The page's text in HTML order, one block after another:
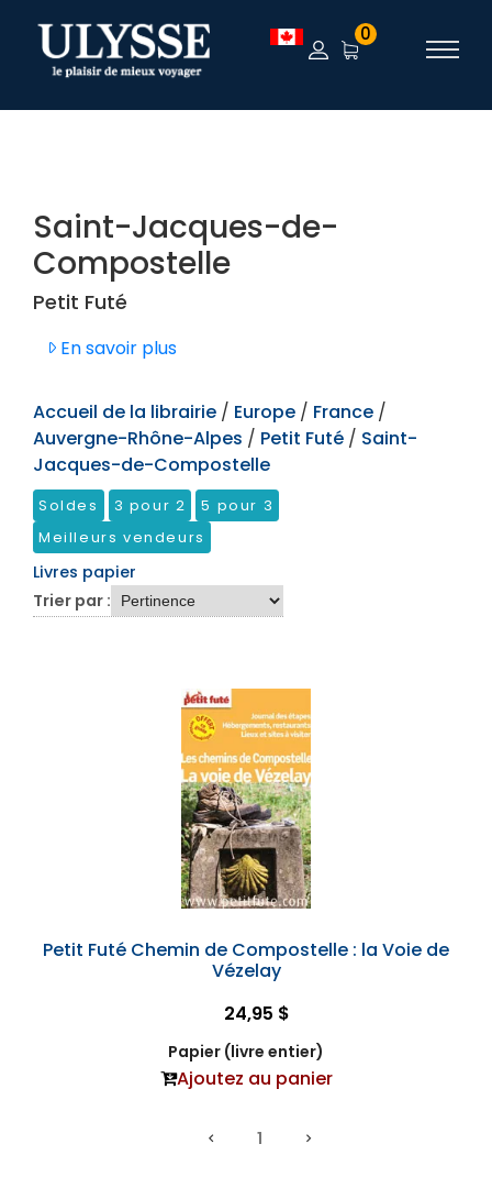
TEST 0
Saint-Jacques-de-
Compostelle
Petit Futé
En savoir plus
Accueil de la librairie / Europe / France /
Auvergne-Rhône-Alpes / Petit Futé / Saint-
Jacques-de-Compostelle
Soldes 3 pour 2
5 pour 3
Meilleurs vendeurs
Livres papier
Trier par :
Petit Futé Chemin de Compostelle : la Voie de
Vézelay
24,95 $
Papier (livre entier)
Ajoutez au panier
1